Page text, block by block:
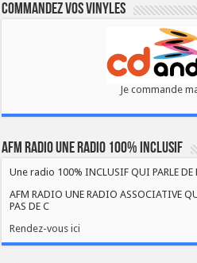
Commandez vos vinyles
Je commande
AFM RADIO UNE RADIO 100% INCLUSIF
Une radio 100% INCLUSIF QUI PARLE DE
AFM RADIO UNE RADIO ASSOCIATIVE
PAS DE C
Rendez-vous ici